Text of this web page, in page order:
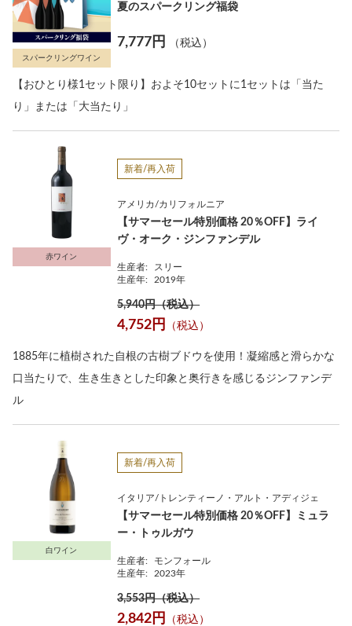
スパークリングワイン
夏のスパークリング福袋
7,777円 （税込）
【おひとり様1セット限り】およそ10セットに1セットは「当た
り」または「大当たり」
赤ワイン
新着/再入荷
アメリカ/カリフォルニア
【サマーセール特別価格 20％OFF】ライ
ヴ・オーク・ジンファンデル
生産者:
スリー
生産年:
2019年
5,940円（税込）
4,752円 （税込）
1885年に植樹された自根の古樹ブドウを使用！凝縮感と滑らかな
口当たりで、生き生きとした印象と奥行きを感じるジンファンデ
ル
白ワイン
新着/再入荷
イタリア/トレンティーノ・アルト・アディジェ
【サマーセール特別価格 20％OFF】ミュラ
ー・トゥルガウ
生産者:
モンフォール
生産年:
2023年
3,553円（税込）
2,842円 （税込）